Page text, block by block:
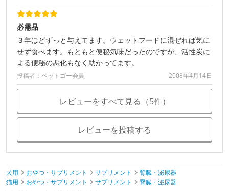
必需品
３年ほどずっと与えてます。ウェットフードに混ぜれば気に
せず食べます。もともと便秘気味だったのですが、活性炭に
よる便秘の悪化もなく助かってます。
投稿者：ペットゴー会員 2008年4月14日
レビューをすべて見る（5件）
レビューを投稿する
犬用 おやつ・サプリメント サプリメント
腎臓・泌尿器
猫用
おやつ・サプリメント サプリメント
腎臓・泌尿器